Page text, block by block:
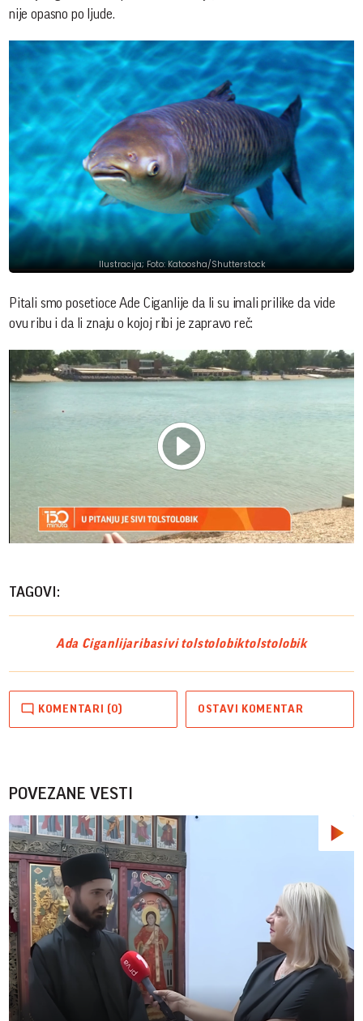
nije opasno po ljude.
Ilustracija; Foto: Katoosha/Shutterstock
Pitali smo posetioce Ade Ciganlije da li su imali prilike da vide
ovu ribu i da li znaju o kojoj ribi je zapravo reč:
Play
TAGOVI:
Ada Ciganlijaribasivi tolstolobiktolstolobik
KOMENTARI (0) OSTAVI KOMENTAR
POVEZANE VESTI